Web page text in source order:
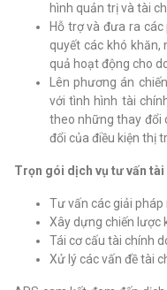
hình quản trị và tài
Hỗ trợ và đưa ra
quyết các khó khăn,
quả hoạt động cho
Lên phương án
với tình hình tài
theo những thay đổi
đổi của điều kiện thị
Trọn gói dịch vụ tư vấn
Tư vấn các giải
Xây dựng chiến lược
Tái cơ cấu tài chính
Xử lý các vấn đề tài